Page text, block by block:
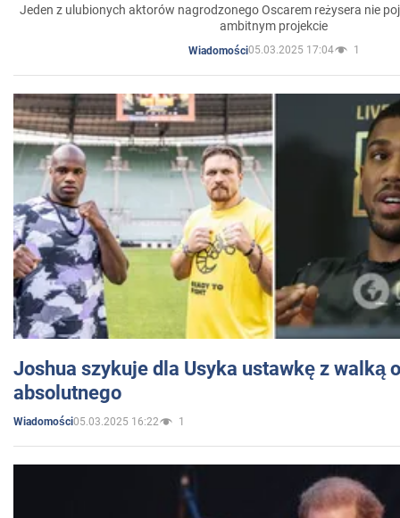
Jeden z ulubionych aktorów nagrodzonego Oscarem reżysera nie
ambitnym projekcie
Wiadomości05.03.2025 17:04 1
Joshua szykuje dla Usyka ustawkę z walką
absolutnego
Wiadomości05.03.2025 16:22 1